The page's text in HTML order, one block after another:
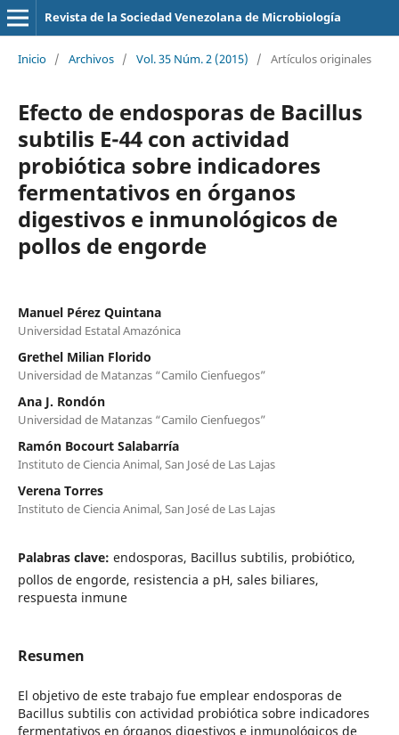
Revista de la Sociedad Venezolana de Microbiología
Inicio / Archivos / Vol. 35 Núm. 2 (2015) / Artículos originales
Efecto de endosporas de Bacillus
subtilis E-44 con actividad
probiótica sobre indicadores
fermentativos en órganos
digestivos e inmunológicos de
pollos de engorde
Manuel Pérez Quintana
Universidad Estatal Amazónica
Grethel Milian Florido
Universidad de Matanzas “Camilo Cienfuegos”
Ana J. Rondón
Universidad de Matanzas “Camilo Cienfuegos”
Ramón Bocourt Salabarría
Instituto de Ciencia Animal, San José de Las Lajas
Verena Torres
Instituto de Ciencia Animal, San José de Las Lajas
Palabras clave: endosporas, Bacillus subtilis, probiótico,
pollos de engorde, resistencia a pH, sales biliares,
respuesta inmune
Resumen
El objetivo de este trabajo fue emplear endosporas de
Bacillus subtilis con actividad probiótica sobre indicadores
fermentativos en órganos digestivos e inmunológicos de